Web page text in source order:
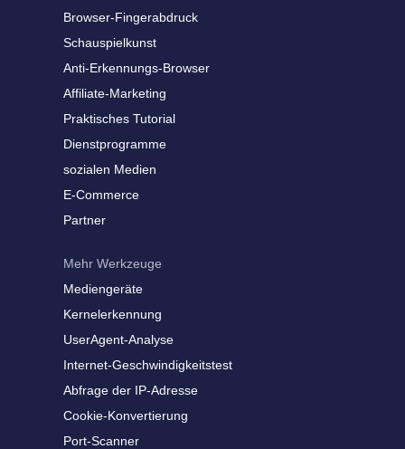
Browser-Fingerabdruck
Schauspielkunst
Anti-Erkennungs-Browser
Affiliate-Marketing
Praktisches Tutorial
Dienstprogramme
sozialen Medien
E-Commerce
Partner
Mehr Werkzeuge
Mediengeräte
Kernelerkennung
UserAgent-Analyse
Internet-Geschwindigkeitstest
Abfrage der IP-Adresse
Cookie-Konvertierung
Port-Scanner